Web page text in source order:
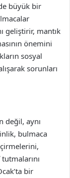
büyük bir
geliştirir, mantık
önemini
sosyal
sorunları
değil, aynı
bulmaca
bir